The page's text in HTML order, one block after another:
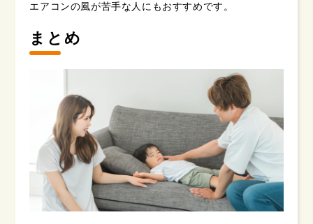
エアコンの風が苦手な人にもおすすめです。
まとめ